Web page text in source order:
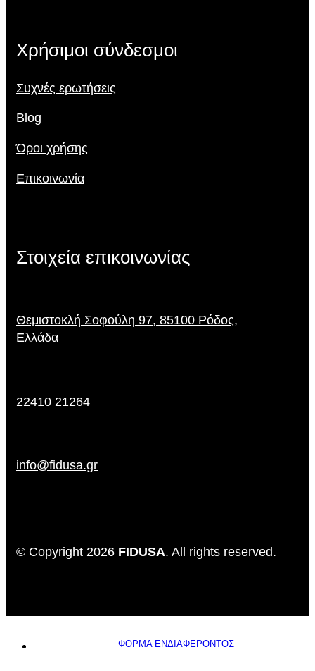
Χρήσιμοι σύνδεσμοι
Συχνές ερωτήσεις
Blog
Όροι χρήσης
Επικοινωνία
Στοιχεία επικοινωνίας
Θεμιστοκλή Σοφούλη 97, 85100 Ρόδος,
Ελλάδα
22410 21264
info@fidusa.gr
© Copyright 2026 FIDUSA. All rights reserved.
ΦΟΡΜΑ ΕΝΔΙΑΦΕΡΟΝΤΟΣ